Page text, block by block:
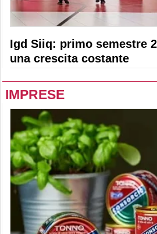
Igd Siiq: primo semestre
una crescita costante
IMPRESE